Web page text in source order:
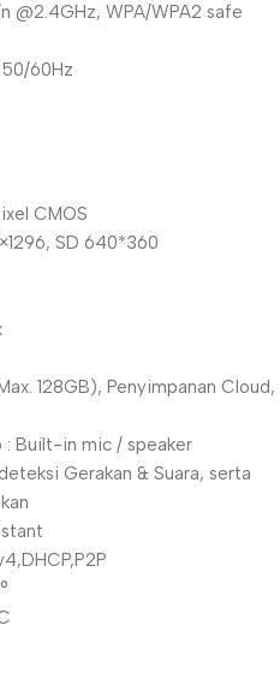
@2.4GHz, WPA/WPA2 safe
50/60Hz
CMOS
SD 640*360
128GB), Penyimpanan Cloud,
: Built-in mic / speaker
Gerakan & Suara, serta